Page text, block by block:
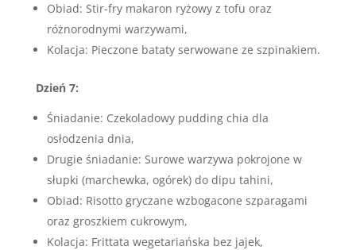
Obiad: Stir-fry makaron ryżowy z tofu oraz
różnorodnymi warzywami,
Kolacja: Pieczone bataty serwowane ze szpinakiem.
Dzień 7:
Śniadanie: Czekoladowy pudding chia dla
osłodzenia dnia,
Drugie śniadanie: Surowe warzywa pokrojone w
słupki (marchewka, ogórek) do dipu tahini,
Obiad: Risotto gryczane wzbogacone szparagami
oraz groszkiem cukrowym,
Kolacja: Frittata wegetariańska bez jajek,